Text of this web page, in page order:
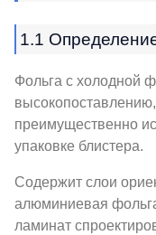
1.1
Фольга с холодной
преимущественно
упаковке блистера.
Содержит слои
алюминиевая
ламинат